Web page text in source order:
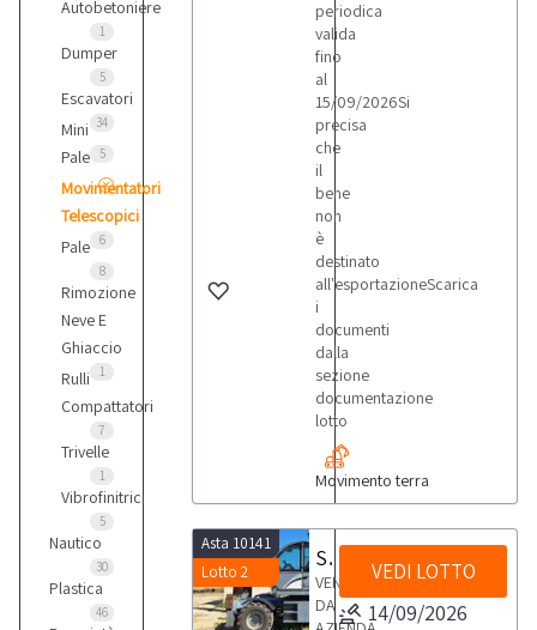
Autobetoniere
1
Dumper
5
Escavatori
34
Mini
Pale
5
Movimentatori
Telescopici
6
Pale
8
Rimozione
Neve E
Ghiaccio
1
Rulli
Compattatori
7
Trivelle
1
Vibrofinitrici
5
Nautico
30
Plastica
46
periodica
valida
fino
al
15/09/2026Si
precisa
che
il
bene
non
è
destinato
all'esportazioneScarica
i
documenti
dalla
sezione
documentazione
lotto
Movimento terra
Asta 10141
Lotto 2
Sollevatore telescopico girevole Terex Girolift 18.35
VENDITA
DA
VEDI LOTTO
14/09/2026